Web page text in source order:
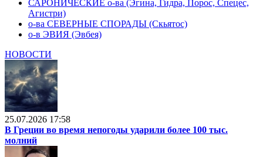
САРОНИЧЕСКИЕ о-ва (Эгина, Гидра, Порос, Спецес,
Агистри)
о-ва СЕВЕРНЫЕ СПОРАДЫ (Скьятос)
о-в ЭВИЯ (Эвбея)
НОВОСТИ
25.07.2026 17:58
В Греции во время непогоды ударили более 100 тыс.
молний